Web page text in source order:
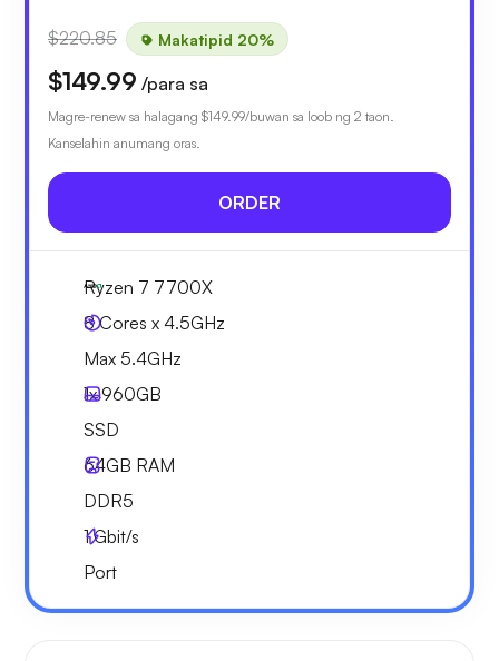
$220.85 Makatipid 20%
$149.99 /para sa
Magre-renew sa halagang $149.99/buwan sa loob ng 2 taon.
Kanselahin anumang oras.
ORDER
Ryzen 7 7700X
8 Cores x 4.5GHz
Max 5.4GHz
1x960GB
SSD
64GB RAM
DDR5
1Gbit/s
Port